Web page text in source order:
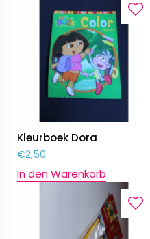
Kleurboek Dora
€2,50
In den Warenkorb